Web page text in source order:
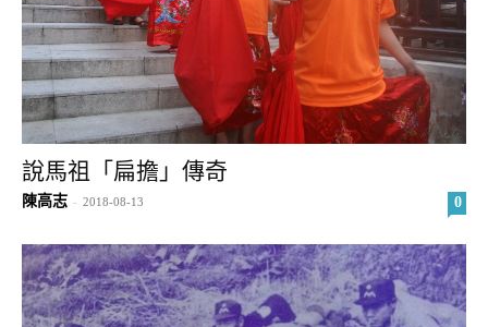
說馬祖「扁擔」傳奇
陳高志 - 2018-08-13 0